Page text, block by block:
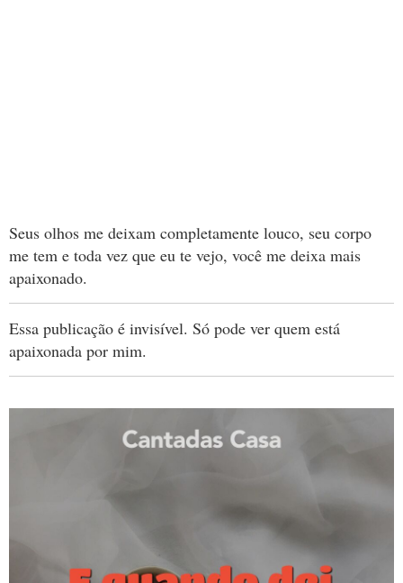
Seus olhos me deixam completamente louco, seu corpo
me tem e toda vez que eu te vejo, você me deixa mais
apaixonado.
Essa publicação é invisível. Só pode ver quem está
apaixonada por mim.